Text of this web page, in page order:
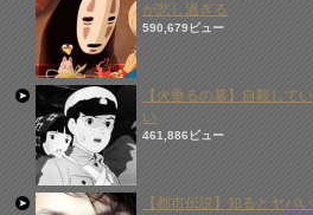
が悲し過ぎる
590,679ビュー
【火垂るの墓】自殺して
い
461,886ビュー
【都市伝説】知るとヤバ